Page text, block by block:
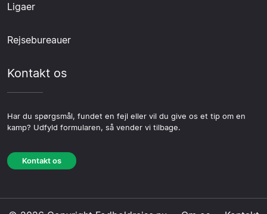
Ligaer
Rejsebureauer
Kontakt os
Har du spørgsmål, fundet en fejl eller vil du give os et tip om en
kamp? Udfyld formularen, så vender vi tilbage.
Kontakt os